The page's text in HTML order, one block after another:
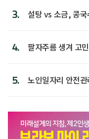
3. 설탕 vs 소금, 콩
4. 팔자주름 생겨 고
5.
노인일자리 안전